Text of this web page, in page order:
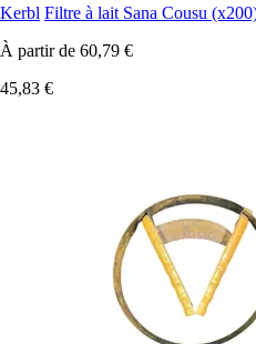
Kerbl Filtre à lait Sana Cousu
À partir de 60,79 €
45,83 €